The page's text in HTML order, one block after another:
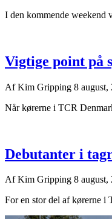
I den kommende weekend
Vigtige point på
AfKim Gripping 8 august,
Når kørerne i TCR
Debutanter i
AfKim Gripping 8 august,
For en stor del af kørerne i